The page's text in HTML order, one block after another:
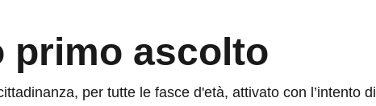
primo ascolto
per tutte le fasce d'età, attivato con l’intento di